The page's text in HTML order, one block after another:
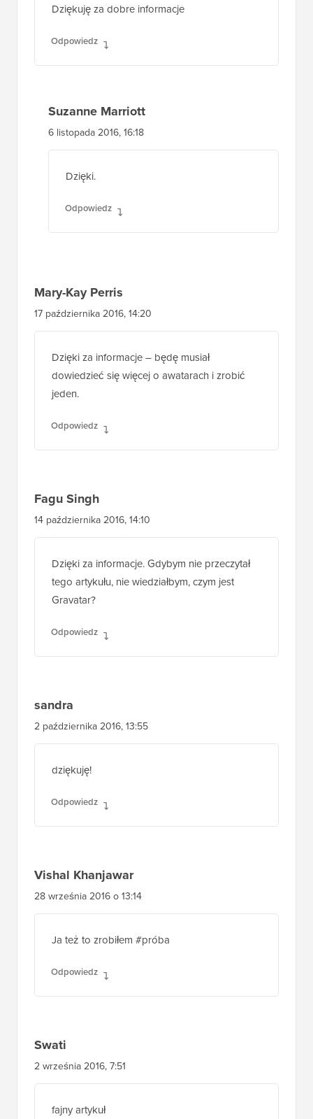
Dziękuję za dobre informacje
Odpowiedz
Suzanne Marriott
6 listopada 2016, 16:18
Dzięki.
Odpowiedz
Mary-Kay Perris
17 października 2016, 14:20
Dzięki za informacje – będę musiał
dowiedzieć się więcej o awatarach i zrobić
jeden.
Odpowiedz
Fagu Singh
14 października 2016, 14:10
Dzięki za informacje. Gdybym nie przeczytał
tego artykułu, nie wiedziałbym, czym jest
Gravatar?
Odpowiedz
sandra
2 października 2016, 13:55
dziękuję!
Odpowiedz
Vishal Khanjawar
28 września 2016 o 13:14
Ja też to zrobiłem #próba
Odpowiedz
Swati
2 września 2016, 7:51
fajny artykuł